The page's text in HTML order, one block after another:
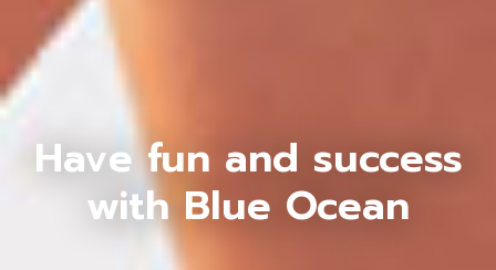
Have fun and success
with Blue Ocean